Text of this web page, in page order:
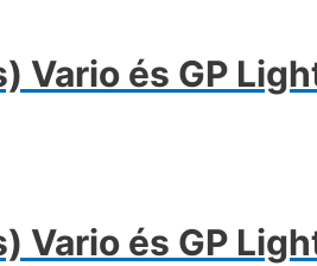
Vario és GP
Vario és GP